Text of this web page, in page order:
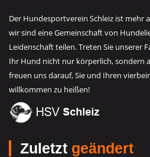
Der Hundesportverein Schleiz ist mehr
wir sind eine Gemeinschaft von
Leidenschaft teilen. Treten Sie unserer
Ihr Hund nicht nur körperlich, sondern
freuen uns darauf, Sie und Ihren
willkommen zu heißen!
Zuletzt geändert